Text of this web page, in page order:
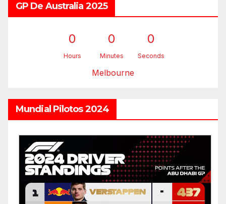
GP De Australia 2025
0
Hours
0
Minutes
0
Seconds
Melbourne
Mundial Pilotos 2024